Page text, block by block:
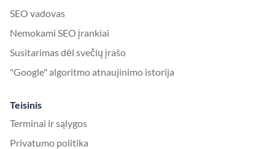
SEO vadovas
Nemokami SEO įrankiai
Susitarimas dėl svečių įrašo
"Google" algoritmo atnaujinimo istorija
Teisinis
Terminai ir sąlygos
Privatumo politika